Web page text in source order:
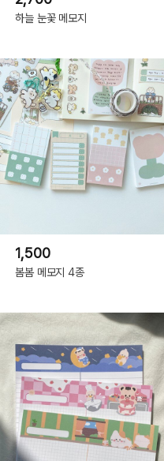
하늘 눈꽃 메모지
1,500
봄봄 메모지 4종